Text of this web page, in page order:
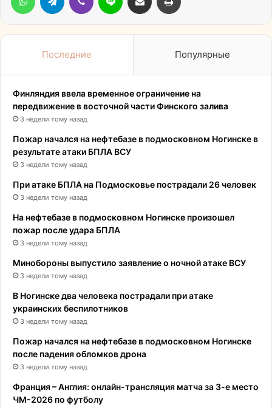
Последние Популярные
Финляндия ввела временное ограничение на
передвижение в восточной части Финского залива
3 недели тому назад
Пожар начался на нефтебазе в подмосковном Ногинске в
результате атаки БПЛА ВСУ
3 недели тому назад
При атаке БПЛА на Подмосковье пострадали 26 человек
3 недели тому назад
На нефтебазе в подмосковном Ногинске произошел
пожар после удара БПЛА
3 недели тому назад
Минобороны выпустило заявление о ночной атаке ВСУ
3 недели тому назад
В Ногинске два человека пострадали при атаке
украинских беспилотников
3 недели тому назад
Пожар начался на нефтебазе в подмосковном Ногинске
после падения обломков дрона
3 недели тому назад
Франция – Англия: онлайн-трансляция матча за 3-е место
ЧМ-2026 по футболу